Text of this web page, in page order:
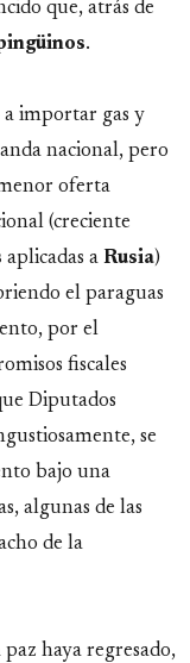
que, atrás de
.
a importar gas y
nacional, pero
oferta
(creciente
aplicadas a Rusia)
el paraguas
por el
fiscales
Diputados
se
bajo una
algunas de las
de la
haya regresado,